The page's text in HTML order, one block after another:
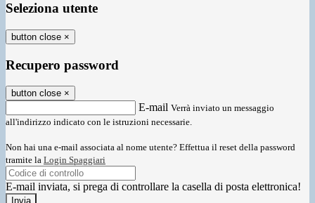
Seleziona utente
button close ×
Recupero password
button close ×
E-mail Verrà inviato un messaggio
all'indirizzo indicato con le istruzioni necessarie.
Non hai una e-mail associata al nome utente? Effettua il reset della password
tramite la Login Spaggiari
E-mail inviata, si prega di controllare la casella di posta elettronica!